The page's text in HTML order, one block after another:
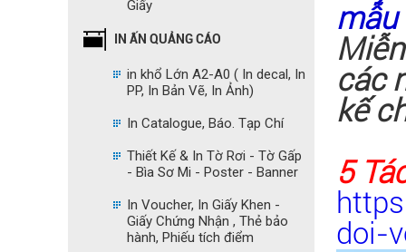
Giấy
IN ẤN QUẢNG CÁO
in khổ Lớn A2-A0 ( In decal, In
PP, In Bản Vẽ, In Ảnh)
In Catalogue, Báo. Tạp Chí
Thiết Kế & In Tờ Rơi - Tờ Gấp
- Bìa Sơ Mi - Poster - Banner
In Voucher, In Giấy Khen -
Giấy Chứng Nhận , Thẻ bảo
hành, Phiếu tích điểm
mẫu
các
kế
5
doi-